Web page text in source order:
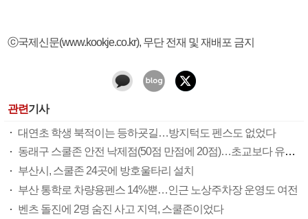
ⓒ국제신문(www.kookje.co.kr), 무단 전재 및 재배포 금지
관련기사
대연초 학생 북적이는 등하굣길…방지턱도 펜스도 없었다
동래구 스쿨존 안전 낙제점(50점 만점에 20점)…초교보다 유치원 더 위험
부산시, 스쿨존 24곳에 방호울타리 설치
부산 통학로 차량용펜스 14%뿐…인근 노상주차장 운영도 여전
벤츠 돌진에 2명 숨진 사고 지역, 스쿨존이었다